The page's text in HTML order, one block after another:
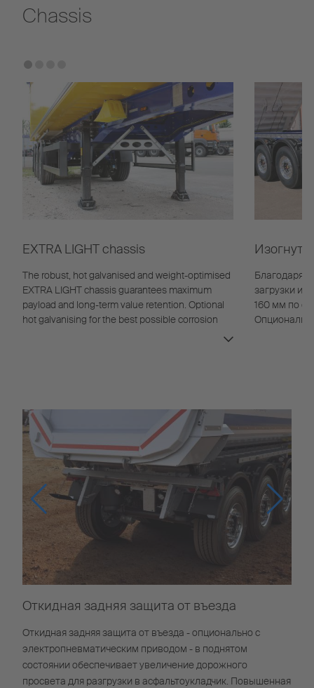
Chassis
EXTRA LIGHT chassis
The robust, hot galvanised and weight-optimised
EXTRA LIGHT chassis guarantees maximum
payload and long-term value retention. Optional
hot galvanising for the best possible corrosion
Благодаря
загрузки и
160 мм по
Откидная задняя защита от въезда
Откидная задняя защита от въезда - опционально с
электропневматическим приводом - в поднятом
состоянии обеспечивает увеличение дорожного
просвета для разгрузки в асфальтоукладчик. Повышенная